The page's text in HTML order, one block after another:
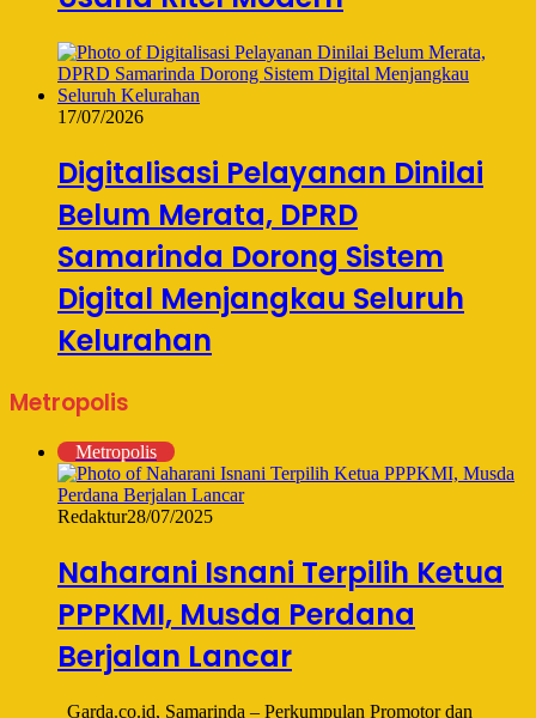
17/07/2026
Digitalisasi Pelayanan Dinilai
Belum Merata, DPRD
Samarinda Dorong Sistem
Digital Menjangkau Seluruh
Kelurahan
Metropolis
Metropolis
Redaktur28/07/2025
Naharani Isnani Terpilih Ketua
PPPKMI, Musda Perdana
Berjalan Lancar
Garda.co.id, Samarinda – Perkumpulan Promotor dan